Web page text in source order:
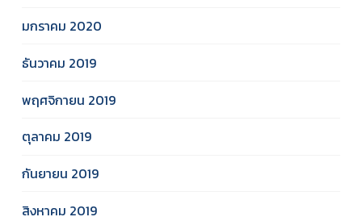
มกราคม 2020
ธันวาคม 2019
พฤศจิกายน 2019
ตุลาคม 2019
กันยายน 2019
สิงหาคม 2019